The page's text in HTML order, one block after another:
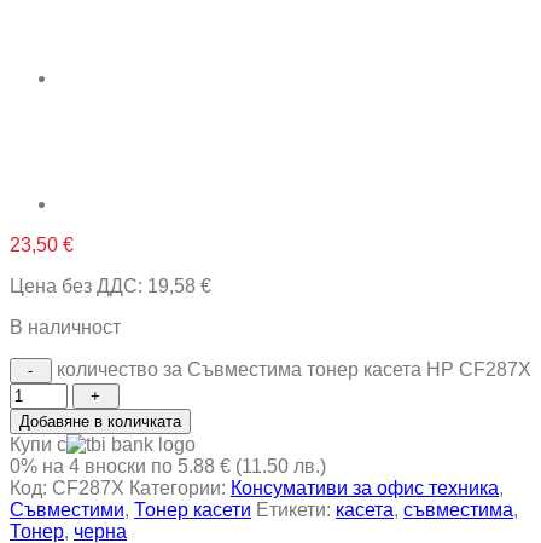
23,50 €
Цена без ДДС: 19,58 €
В наличност
количество за Съвместима тонер касета HP CF287X
Добавяне в количката
Купи с
0% на 4 вноски по 5.88 € (11.50 лв.)
Код: CF287X Категории: Консумативи за офис техника,
Съвместими, Тонер касети Етикети: касета, съвместима,
Тонер, черна